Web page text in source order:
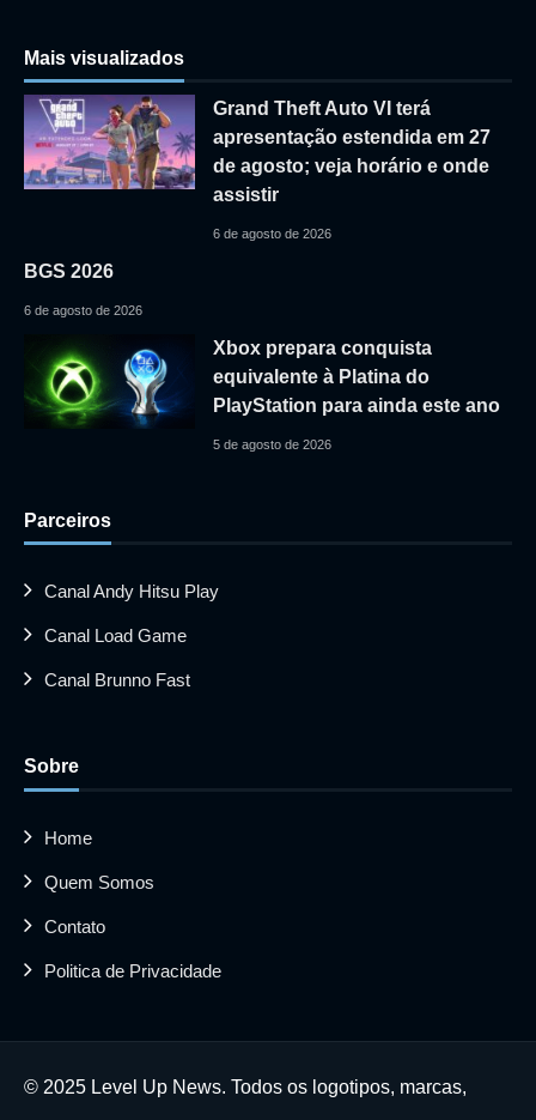
Mais visualizados
Grand Theft Auto VI terá
apresentação estendida em 27
de agosto; veja horário e onde
assistir
6 de agosto de 2026
BGS 2026
6 de agosto de 2026
Xbox prepara conquista
equivalente à Platina do
PlayStation para ainda este ano
5 de agosto de 2026
Parceiros
Canal Andy Hitsu Play
Canal Load Game
Canal Brunno Fast
Sobre
Home
Quem Somos
Contato
Politica de Privacidade
© 2025 Level Up News. Todos os logotipos, marcas,